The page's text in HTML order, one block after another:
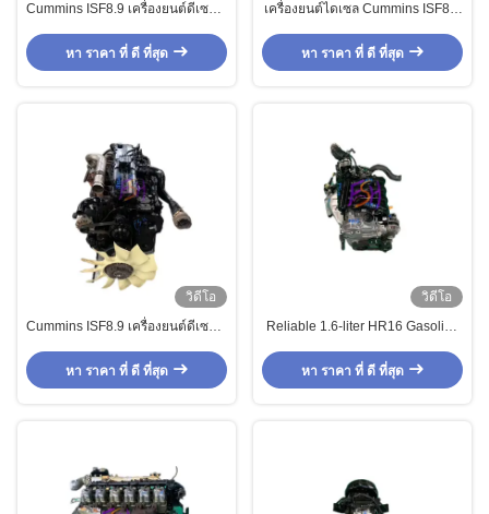
Cummins ISF8.9 เครื่องยนต์ดีเซล 6
ขนส่งระยะไกล
หา ราคา ที่ ดี ที่สุด
เครื่องยนต์ไดเซล Cummins ISF8.9
และขนส่งระยะไกล
หา ราคา ที่ ดี ที่สุด
วิดีโอ
Cummins ISF8.9 เครื่องยนต์ดีเซล 6
ขนส่งระยะไกล
หา ราคา ที่ ดี ที่สุด
วิดีโอ
Reliable 1.6-liter HR16 Gasoline
with 3 Months Warranty for
Nissan
หา ราคา ที่ ดี ที่สุด